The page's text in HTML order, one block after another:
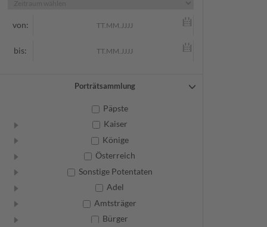
von:
bis:
Porträtsammlung
Päpste
Kaiser
Könige
Österreich
Sonstige Potentaten
Adel
Amtsträger
Bürger